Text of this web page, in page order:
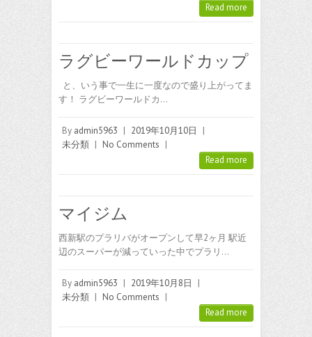
Read more
ラグビーワールドカップ
と、いう事で一生に一度なので盛り上がってま
す！ ラグビーワールドカ…
By admin5963 | 2019年10月10日
|
未分類 | No Comments |
Read more
マイジム
西新駅のプラリバがオープンして早2ヶ月 駅近
辺のスーパーが減っていった中でプラリ…
By admin5963 | 2019年10月8日
|
未分類 | No Comments |
Read more